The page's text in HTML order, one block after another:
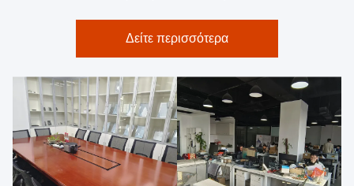
Δείτε περισσότερα